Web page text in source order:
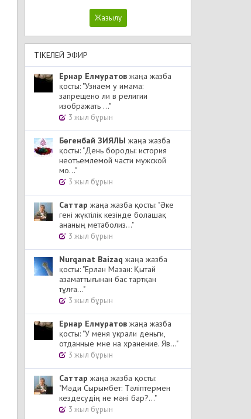
ТІКЕЛЕЙ ЭФИР
Ернар Елмуратов жаңа жазба
қосты: "Узнаем у имама:
запрещено ли в религии
изображать ..."
3 жыл бұрын
Бөгенбай ЗИЯЛЫ жаңа жазба
қосты: "День бороды: история
неотъемлемой части мужской
мо..."
3 жыл бұрын
Cаттар жаңа жазба қосты: "Әке
гені жүктілік кезінде болашақ
ананың метаболиз..."
3 жыл бұрын
Nurqanat Baizaq жаңа жазба
қосты: "Ерлан Мазан: Қытай
азаматтығынан бас тартқан
тұлға..."
3 жыл бұрын
Ернар Елмуратов жаңа жазба
қосты: "У меня украли деньги,
отданные мне на хранение. Яв..."
3 жыл бұрын
Cаттар жаңа жазба қосты:
"Мәди Сырымбет: Тәліптермен
кездесудің не мәні бар?..."
3 жыл бұрын